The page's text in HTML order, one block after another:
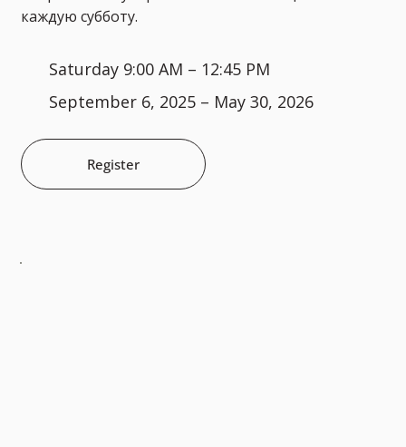
каждую субботу.
Saturday 9:00 AM – 12:45 PM
September 6, 2025 – May 30, 2026
Register